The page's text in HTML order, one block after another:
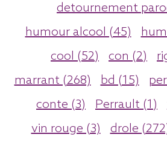
detournement
humour alcool (45)
cool (52)
con (2)
marrant (268)
bd (15)
conte (3)
Perrault (1)
vin rouge (3)
drole